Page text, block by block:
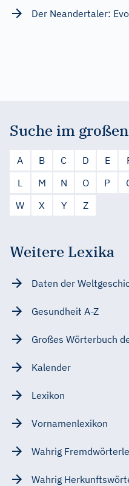
Der Neandertaler:
Suche im
A B C D E
L
M N O P
W
X Y Z
Weitere Lexika
Daten der
Gesundheit A-Z
Großes Wörterbuch
Kalender
Lexikon
Vornamenlexikon
Wahrig
Wahrig